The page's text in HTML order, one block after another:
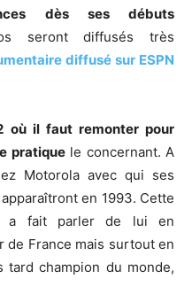
dès ses débuts
seront diffusés très
diffusé sur ESPN
où il faut remonter pour
pratiquele concernant. A
Motorola avec qui ses
en 1993. Cette
a fait parler de lui en
de France mais surtout en
tard champion du monde,